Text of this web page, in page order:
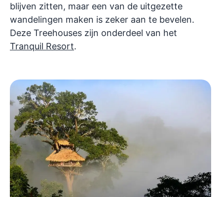
blijven zitten, maar een van de uitgezette
wandelingen maken is zeker aan te bevelen.
Deze Treehouses zijn onderdeel van het
Tranquil Resort.